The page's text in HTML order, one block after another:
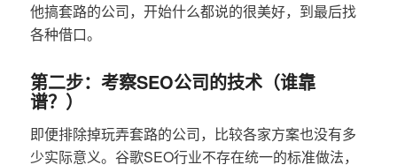
他搞套路的公司，开始什么都说的很美好，到最后找
各种借口。
第二步：考察SEO公司的技术（谁靠
谱？）
即便排除掉玩弄套路的公司，比较各家方案也没有多
少实际意义。谷歌SEO行业不存在统一的标准做法，